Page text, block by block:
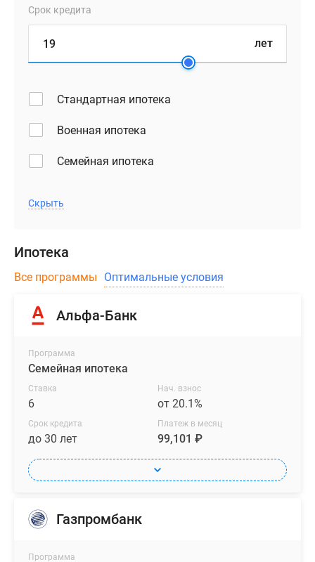
Срок кредита
лет
Стандартная ипотека
Военная ипотека
Семейная ипотека
Скрыть
Ипотека
Все программы Оптимальные условия
Альфа-Банк
Программа
Семейная ипотека
Ставка
6
Нач. взнос
от 20.1%
Срок кредита
до 30 лет
Платеж в месяц
99,101 ₽
Газпромбанк
Программа